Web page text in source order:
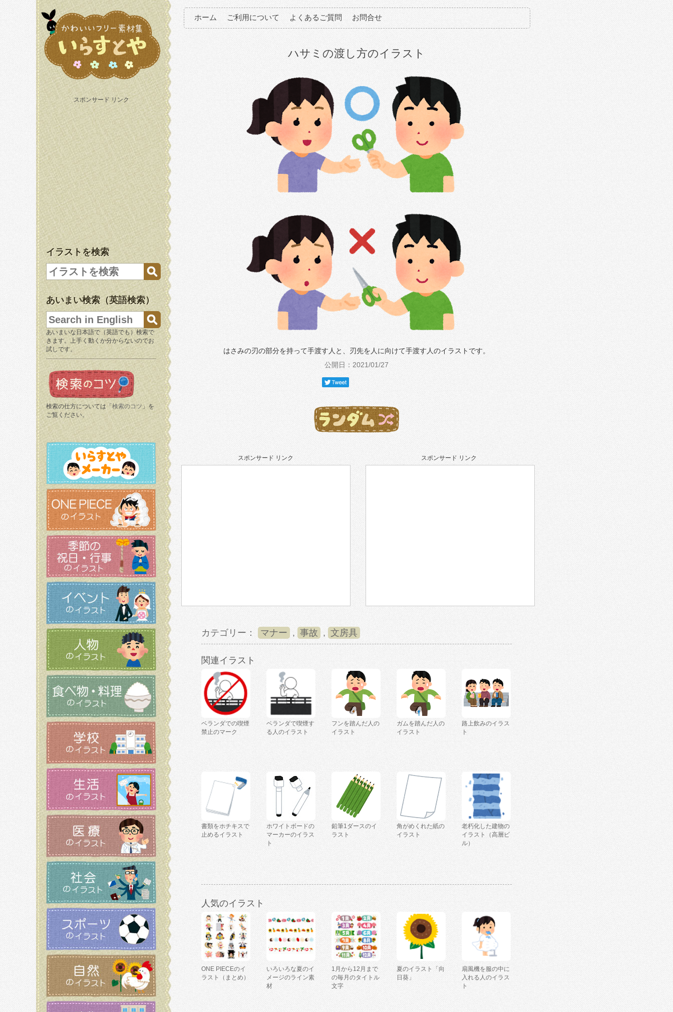
スポンサード リンク
イラストを検索
あいまい検索（英語検索）
あいまいな日本語で（英語でも）検索で
きます。上手く動くか分からないのでお
試しです。
検索の仕方については「 検索のコツ 」を
ご覧ください。
ホーム ご利用について よくあるご質問 お問合せ
ハサミの渡し方のイラスト
はさみの刃の部分を持って手渡す人と、刃先を人に向けて手渡す人のイラストです。
公開日：2021/01/27
スポンサード リンク スポンサード リンク
カテゴリー： マナー , 事故 , 文房具
関連イラスト
ベランダでの喫煙
禁止のマーク
ベランダで喫煙す
る人のイラスト
フンを踏んだ人の
イラスト
ガムを踏んだ人の
イラスト
路上飲みのイラス
ト
書類をホチキスで
止めるイラスト
ホワイトボードの
マーカーのイラス
ト
鉛筆1ダースのイ
ラスト
角がめくれた紙の
イラスト
老朽化した建物の
イラスト（高層ビ
ル）
人気のイラスト
ONE PIECEのイ
ラスト（まとめ）
いろいろな夏のイ
メージのライン素
材
1月から12月まで
の毎月のタイトル
文字
夏のイラスト「向
日葵」
扇風機を服の中に
入れる人のイラス
ト